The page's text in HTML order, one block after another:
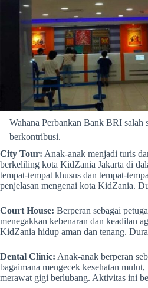
Wahana Perbankan Bank BRI salah
berkontribusi.
City Tour: Anak-anak menjadi turis
berkeliling kota KidZania Jakarta di
tempat-tempat khusus dan tempat-
penjelasan mengenai kota KidZania.
Court House: Berperan sebagai
menegakkan kebenaran dan keadilan
KidZania hidup aman dan tenang.
Dental Clinic: Anak-anak berperan
bagaimana mengecek kesehatan
merawat gigi berlubang. Aktivitas ini